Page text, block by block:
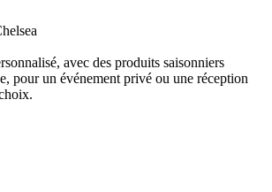
avec des produits saisonniers
pour un événement privé ou une réception